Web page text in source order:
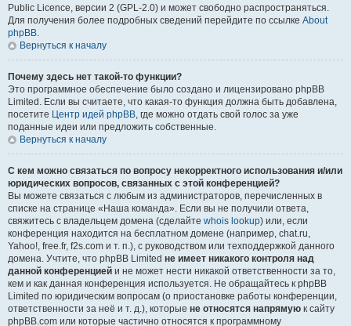
Public Licence, версии 2 (GPL-2.0) и может свободно распространяться.
Для получения более подробных сведений перейдите по ссылке About
phpBB.
Вернуться к началу
Почему здесь нет такой-то функции?
Это программное обеспечение было создано и лицензировано phpBB
Limited. Если вы считаете, что какая-то функция должна быть добавлена,
посетите Центр идей phpBB, где можно отдать свой голос за уже
поданные идеи или предложить собственные.
Вернуться к началу
С кем можно связаться по вопросу некорректного использования и/или
юридических вопросов, связанных с этой конференцией?
Вы можете связаться с любым из администраторов, перечисленных в
списке на странице «Наша команда». Если вы не получили ответа,
свяжитесь с владельцем домена (сделайте whois lookup) или, если
конференция находится на бесплатном домене (например, chat.ru,
Yahoo!, free.fr, f2s.com и т. п.), с руководством или техподдержкой данного
домена. Учтите, что phpBB Limited не имеет никакого контроля над
данной конференцией и не может нести никакой ответственности за то,
кем и как данная конференция используется. Не обращайтесь к phpBB
Limited по юридическим вопросам (о приостановке работы конференции,
ответственности за неё и т. д.), которые не относятся напрямую к сайту
phpBB.com или которые частично относятся к программному